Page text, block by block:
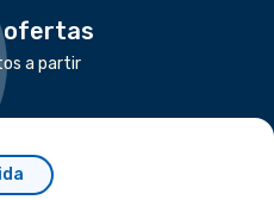
ofertas
a partir